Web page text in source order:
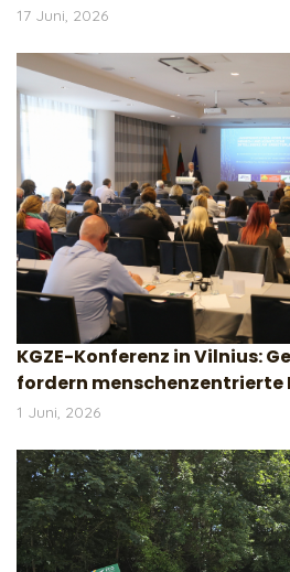
17 Juni, 2026
KGZE-Konferenz in Vilnius:
fordern menschenzentrierte
1 Juni, 2026